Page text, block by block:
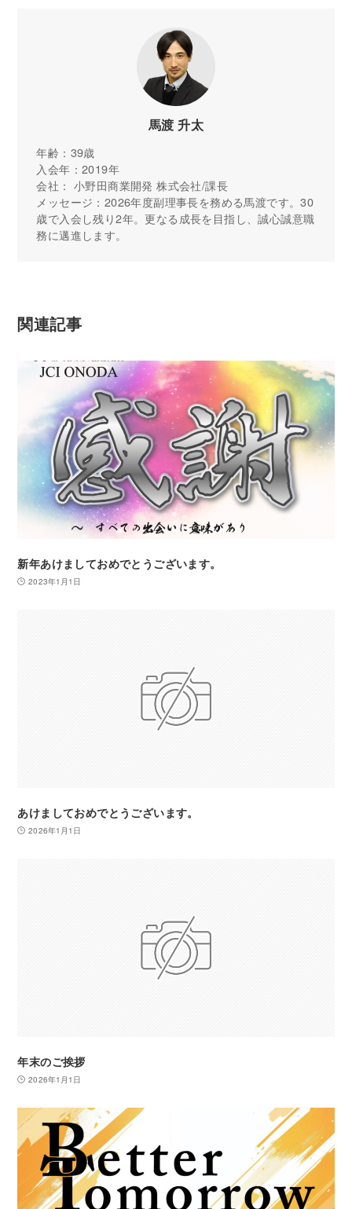
馬渡 升太
年齢：39歳
入会年：2019年
会社： 小野田商業開発 株式会社/課長
メッセージ：2026年度副理事長を務める馬渡です。30
歳で入会し残り2年。更なる成長を目指し、誠心誠意職
務に邁進します。
関連記事
新年あけましておめでとうございます。
2023年1月1日
あけましておめでとうございます。
2026年1月1日
年末のご挨拶
2026年1月1日